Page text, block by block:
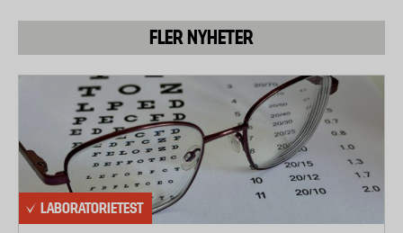
FLER NYHETER
LABORATORIETEST